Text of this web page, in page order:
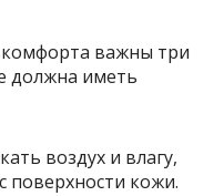
важны три
должна иметь
воздух и влагу,
поверхности кожи.